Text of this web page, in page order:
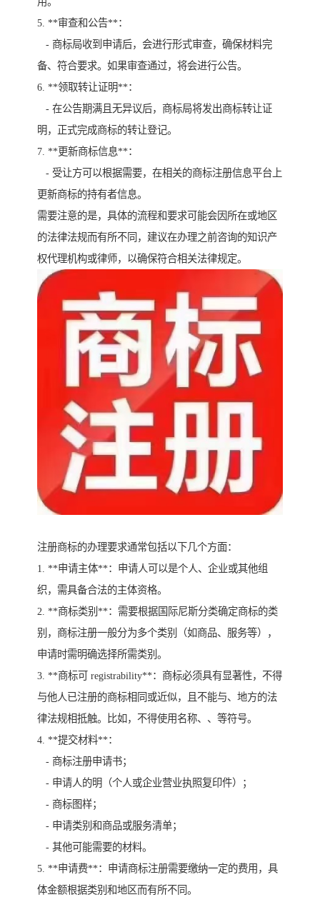
5. **审查和公告**：
- 商标局收到申请后，会进行形式审查，确保材料完
备、符合要求。如果审查通过，将会进行公告。
6. **领取转让证明**：
- 在公告期满且无异议后，商标局将发出商标转让证
明，正式完成商标的转让登记。
7. **更新商标信息**：
- 受让方可以根据需要，在相关的商标注册信息平台上
更新商标的持有者信息。
需要注意的是，具体的流程和要求可能会因所在或地区
的法律法规而有所不同，建议在办理之前咨询的知识产
权代理机构或律师，以确保符合相关法律规定。
注册商标的办理要求通常包括以下几个方面：
1. **申请主体**：申请人可以是个人、企业或其他组
织，需具备合法的主体资格。
2. **商标类别**：需要根据国际尼斯分类确定商标的类
别，商标注册一般分为多个类别（如商品、服务等），
申请时需明确选择所需类别。
3. **商标可 registrability**：商标必须具有显著性，不得
与他人已注册的商标相同或近似，且不能与、地方的法
律法规相抵触。比如，不得使用名称、、等符号。
4. **提交材料**：
- 商标注册申请书；
- 申请人的明（个人或企业营业执照复印件）；
- 商标图样；
- 申请类别和商品或服务清单；
- 其他可能需要的材料。
5. **申请费**：申请商标注册需要缴纳一定的费用，具
体金额根据类别和地区而有所不同。